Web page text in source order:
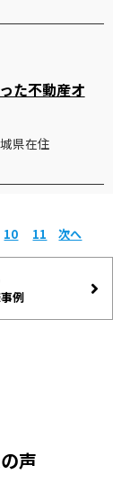
た不動産オ
県在住
10 11 次へ
例
声